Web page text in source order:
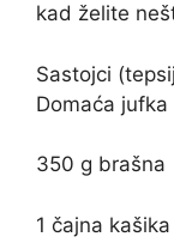
kad želite
Sastojci
Domaća jufka
350 g brašna
1 čajna